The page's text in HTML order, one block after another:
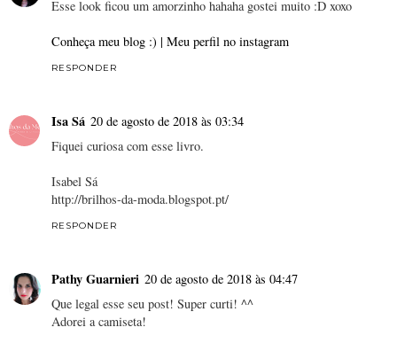
Esse look ficou um amorzinho hahaha gostei muito :D xoxo
Conheça meu blog :) | Meu perfil no instagram
RESPONDER
Isa Sá 20 de agosto de 2018 às 03:34
Fiquei curiosa com esse livro.
Isabel Sá
http://brilhos-da-moda.blogspot.pt/
RESPONDER
Pathy Guarnieri 20 de agosto de 2018 às 04:47
Que legal esse seu post! Super curti! ^^
Adorei a camiseta!